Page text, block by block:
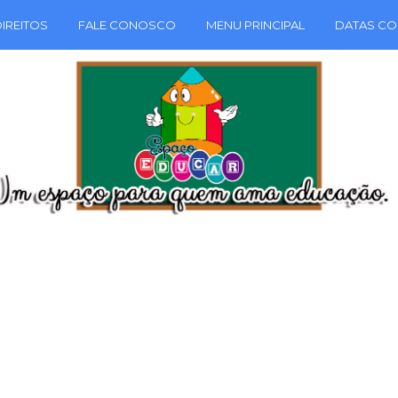
FALE CONOSCO MENU PRINCIPAL DATAS